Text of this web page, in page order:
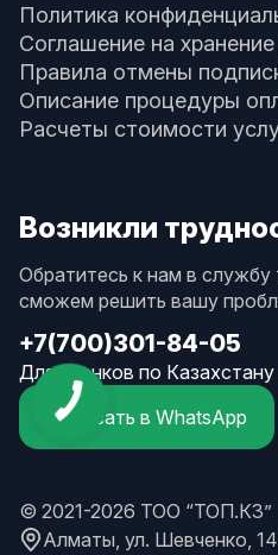
Политика
Соглашение на
Правила отмены
Описание процедуры
Расчеты стоимости
Возникли
Обратитесь к нам в
сможем решить вашу
+7(700)301-84-05
Для звонков по Казахстану
Написать в WhatsApp
© 2021-2026 ТОО “ТОП.КЗ”
Алматы, ул. Шевченко,